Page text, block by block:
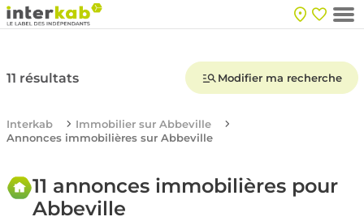
11 résultats Modifier ma recherche
Interkab
Immobilier sur Abbeville
Annonces immobilières sur Abbeville
11 annonces immobilières pour
Abbeville